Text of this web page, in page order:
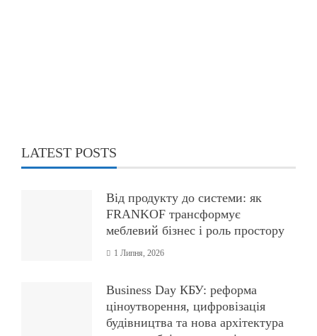
Від продукту до системи: як
меблевий бізнес і роль простору
1 Липня, 2026
Business Day КБУ: реформа
будівництва та нова архітектура
ринку публічних закупівель
22 Червня, 2026